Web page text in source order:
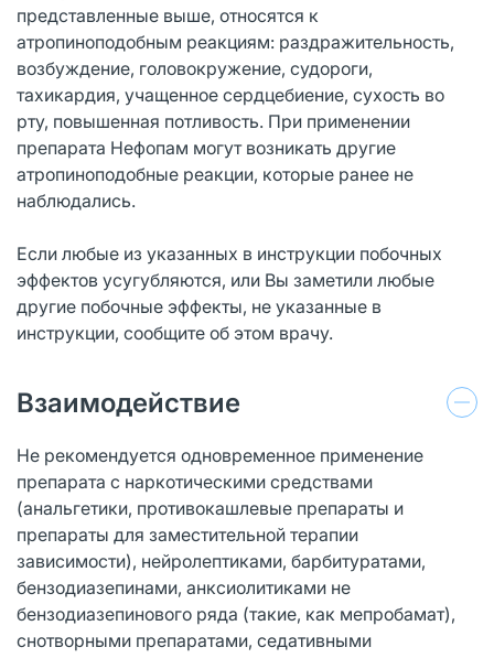
представленные выше, относятся к
атропиноподобным реакциям: раздражительность,
возбуждение, головокружение, судороги,
тахикардия, учащенное сердцебиение, сухость во
рту, повышенная потливость. При применении
препарата Нефопам могут возникать другие
атропиноподобные реакции, которые ранее не
наблюдались.
Если любые из указанных в инструкции побочных
эффектов усугубляются, или Вы заметили любые
другие побочные эффекты, не указанные в
инструкции, сообщите об этом врачу.
Взаимодействие
Не рекомендуется одновременное применение
препарата с наркотическими средствами
(анальгетики, противокашлевые препараты и
препараты для заместительной терапии
зависимости), нейролептиками, барбитуратами,
бензодиазепинами, анксиолитиками не
бензодиазепинового ряда (такие, как мепробамат),
снотворными препаратами, седативными